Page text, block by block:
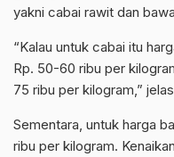
yakni cabai rawit dan
“Kalau untuk cabai itu
Rp. 50-60 ribu per
75 ribu per kilogram,”
Sementara, untuk harga
ribu per kilogram.